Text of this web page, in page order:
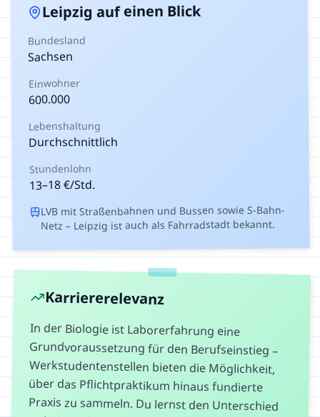
Leipzig auf einen Blick
Bundesland
Sachsen
Einwohner
600.000
Lebenshaltung
Durchschnittlich
Stundenlohn
13–18€/Std.
LVB mit Straßenbahnen und Bussen sowie S-Bahn-
Netz – Leipzig ist auch als Fahrradstadt bekannt.
Karriererelevanz
In der Biologie ist Laborerfahrung eine
Grundvoraussetzung für den Berufseinstieg –
Werkstudentenstellen bieten die Möglichkeit,
über das Pflichtpraktikum hinaus fundierte
Praxis zu sammeln. Du lernst den Unterschied
zwischen akademischer Forschung und
industrieller Anwendung kennen und kannst
dich frühzeitig spezialisieren. Zudem knüpfst du
Kontakte, die für Abschlussarbeiten und den
späteren Berufseinstieg entscheidend sein